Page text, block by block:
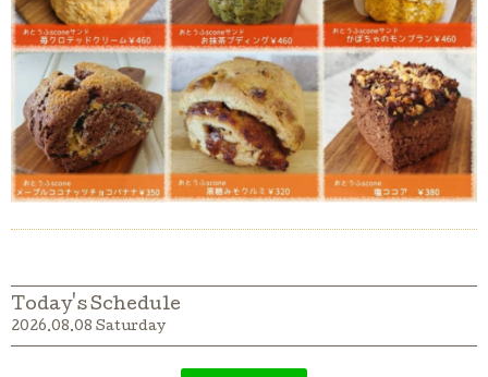
Today's Schedule
2026.08.08 Saturday